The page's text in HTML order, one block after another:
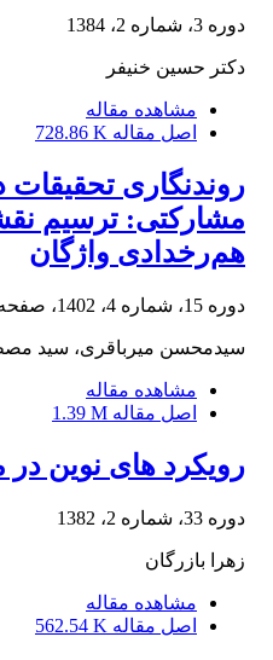
دوره 3، شماره 2، 1384
دکتر حسین خنیفر
مشاهده مقاله
اصل مقاله 728.86 K
روندنگاری
مشارکتی: ترسیم
هم‌رخدادی واژگان
دوره 15، شماره 4، 1402، صفحه
سیدمحسن میرباقری، سید
مشاهده مقاله
اصل مقاله 1.39 M
رویکرد های نوین
دوره 33، شماره 2، 1382
زهرا بازرگان
مشاهده مقاله
اصل مقاله 562.54 K